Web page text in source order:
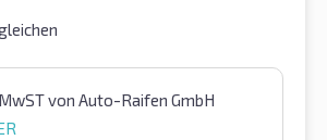
von Auto-Raifen GmbH